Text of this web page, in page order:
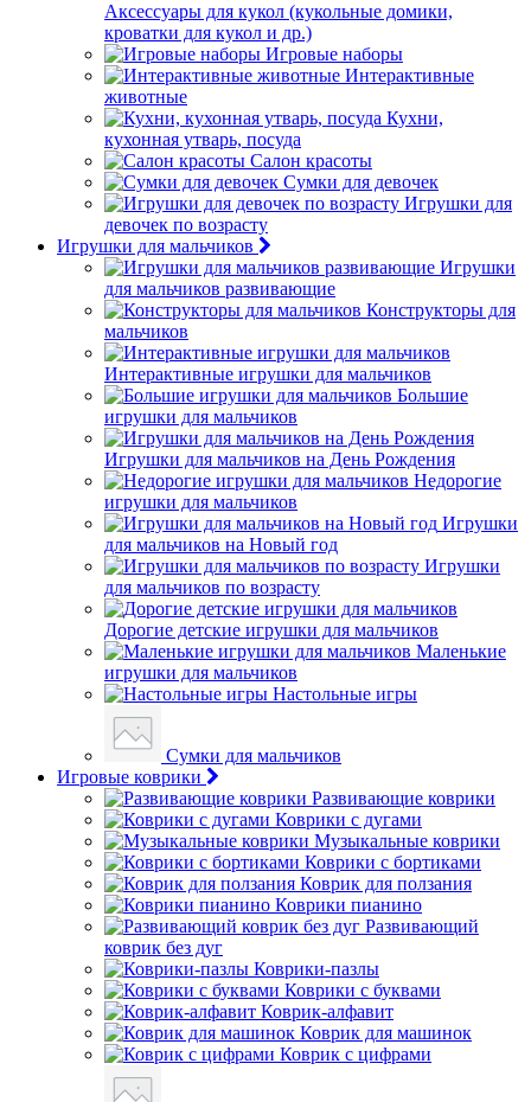
Аксессуары для кукол (кукольные домики,
кроватки для кукол и др.)
Игровые наборы
Интерактивные
животные
Кухни,
кухонная утварь, посуда
Салон красоты
Сумки для девочек
Игрушки для
девочек по возрасту
Игрушки для мальчиков
Игрушки
для мальчиков развивающие
Конструкторы для
мальчиков
Интерактивные игрушки для мальчиков
Большие
игрушки для мальчиков
Игрушки для мальчиков на День Рождения
Недорогие
игрушки для мальчиков
Игрушки
для мальчиков на Новый год
Игрушки
для мальчиков по возрасту
Дорогие детские игрушки для мальчиков
Маленькие
игрушки для мальчиков
Настольные игры
Сумки для мальчиков
Игровые коврики
Развивающие коврики
Коврики с дугами
Музыкальные коврики
Коврики с бортиками
Коврик для ползания
Коврики пианино
Развивающий
коврик без дуг
Коврики-пазлы
Коврики с буквами
Коврик-алфавит
Коврик для машинок
Коврик с цифрами